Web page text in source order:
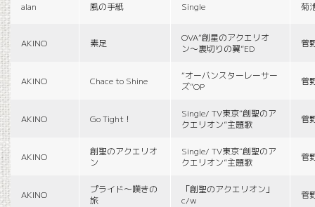
alan 風の手紙 Single 菊
AKINO 素足
OVA“創星のアクエリオ
ン〜裏切りの翼”ED
菅
AKINO Chace to Shine
“オーバンスターレーサー
ズ”OP
菅
AKINO Go Tight！
Single/ TV東京“創聖のア
クエリオン”主題歌
菅
AKINO
創聖のアクエリオ
ン
Single/ TV東京“創聖のア
クエリオン”主題歌
菅
AKINO
プライド〜嘆きの
旅
「創聖のアクエリオン」
c/w
菅